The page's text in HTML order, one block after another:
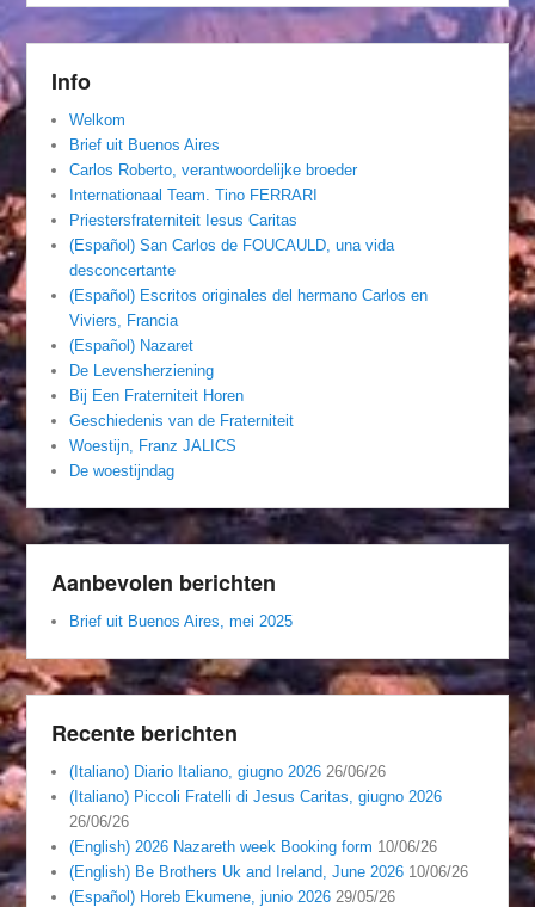
Info
Welkom
Brief uit Buenos Aires
Carlos Roberto, verantwoordelijke broeder
Internationaal Team. Tino FERRARI
Priestersfraterniteit Iesus Caritas
(Español) San Carlos de FOUCAULD, una vida
desconcertante
(Español) Escritos originales del hermano Carlos en
Viviers, Francia
(Español) Nazaret
De Levensherziening
Bij Een Fraterniteit Horen
Geschiedenis van de Fraterniteit
Woestijn, Franz JALICS
De woestijndag
Aanbevolen berichten
Brief uit Buenos Aires, mei 2025
Recente berichten
(Italiano) Diario Italiano, giugno 2026 26/06/26
(Italiano) Piccoli Fratelli di Jesus Caritas, giugno 2026
26/06/26
(English) 2026 Nazareth week Booking form 10/06/26
(English) Be Brothers Uk and Ireland, June 2026 10/06/26
(Español) Horeb Ekumene, junio 2026 29/05/26